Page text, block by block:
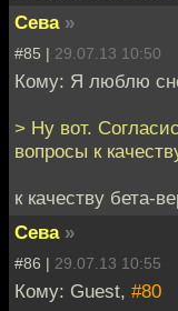
Сева »
#85 | 29.07.13 10:50
Кому: Я люблю
> Ну вот.
вопросы к
к качеству бета-
Сева »
#86 | 29.07.13 10:55
Кому: Guest, #80